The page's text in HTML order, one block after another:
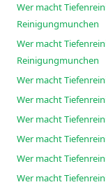
Wer macht
Reinigungmunchen
Wer macht
Reinigungmunchen
Wer macht
Wer macht
Wer macht
Wer macht
Wer macht
Wer macht